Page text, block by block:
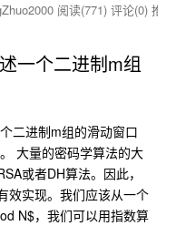
阅读(771) 评论(0) 推
一个二进制m组
二进制m组的滑动窗口
大量的密码学算法的大
或者DH算法。因此，
效实现。我们应该从一个
N$，我们可以用指数算